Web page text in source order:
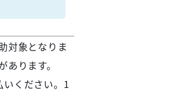
対象となりま
ります。
ください。1